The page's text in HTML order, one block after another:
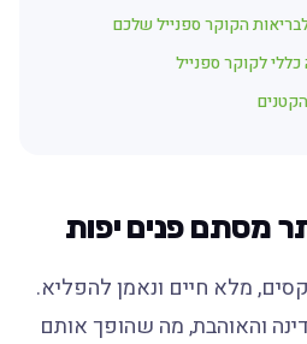
הקוקר ספנייל שלכם
לקוקר ספנייל
מסתם פנים יפות
מלא חיים ונאמן להפליא.
והאוהבת, מה שהופך אותם